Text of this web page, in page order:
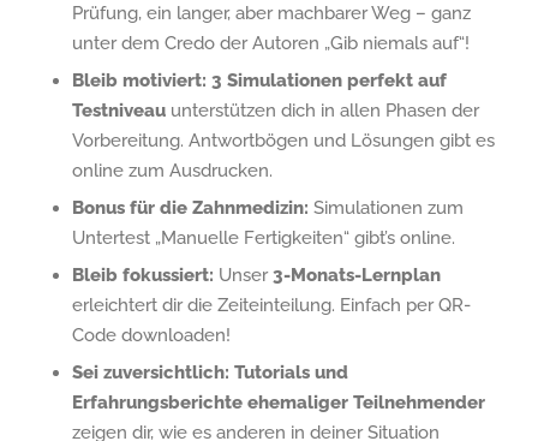
Prüfung, ein langer, aber machbarer Weg – ganz
unter dem Credo der Autoren „Gib niemals auf“!
Bleib motiviert: 3 Simulationen perfekt auf
Testniveau unterstützen dich in allen Phasen der
Vorbereitung. Antwortbögen und Lösungen gibt es
online zum Ausdrucken.
Bonus für die Zahnmedizin: Simulationen zum
Untertest „Manuelle Fertigkeiten“ gibt’s online.
Bleib fokussiert: Unser3-Monats-Lernplan
erleichtert dir die Zeiteinteilung. Einfach per QR-
Code downloaden!
Sei zuversichtlich: Tutorials und
Erfahrungsberichte ehemaliger Teilnehmender
zeigen dir, wie es anderen in deiner Situation